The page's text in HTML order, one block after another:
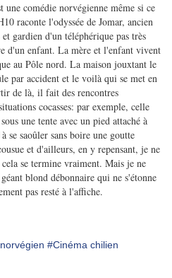
une comédie norvégienne même si ce
raconte l'odyssée de Jomar, ancien
gardien d'un téléphérique pas très
d'un enfant. La mère et l'enfant vivent
au Pôle nord. La maison jouxtant le
par accident et le voilà qui se met en
de là, il fait des rencontres
cocasses: par exemple, celle
une tente avec un pied attaché à
se saoûler sans boire une goutte
et d'ailleurs, en y repensant, je ne
se termine vraiment. Mais je ne
blond débonnaire qui ne s'étonne
pas resté à l'affiche.
#Cinéma chilien